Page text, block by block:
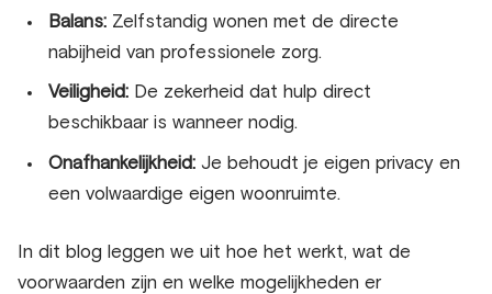
Balans: Zelfstandig wonen met de directe
nabijheid van professionele zorg.
Veiligheid: De zekerheid dat hulp direct
beschikbaar is wanneer nodig.
Onafhankelijkheid: Je behoudt je eigen privacy en
een volwaardige eigen woonruimte.
In dit blog leggen we uit hoe het werkt, wat de
voorwaarden zijn en welke mogelijkheden er